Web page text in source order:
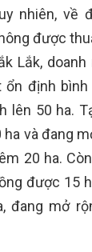
nhiên, về
được
Lắk,
ổn định
lên 50 ha.
và đang
20 ha.
được 15
đang mở